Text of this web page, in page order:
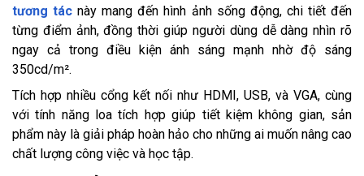
tương tác này mang đến hình ảnh sống động, chi tiết đến
từng điểm ảnh, đồng thời giúp người dùng dễ dàng nhìn rõ
ngay cả trong điều kiện ánh sáng mạnh nhờ độ sáng
350cd/m².
Tích hợp nhiều cổng kết nối như HDMI, USB, và VGA, cùng
với tính năng loa tích hợp giúp tiết kiệm không gian, sản
phẩm này là giải pháp hoàn hảo cho những ai muốn nâng cao
chất lượng công việc và học tập.